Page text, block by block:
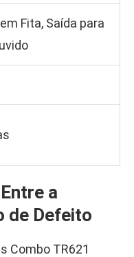
Fita, Saída para
a
de Defeito
Combo TR621